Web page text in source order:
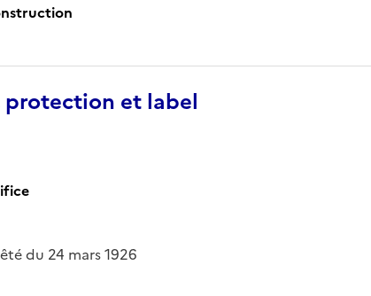
et label
du 24 mars 1926